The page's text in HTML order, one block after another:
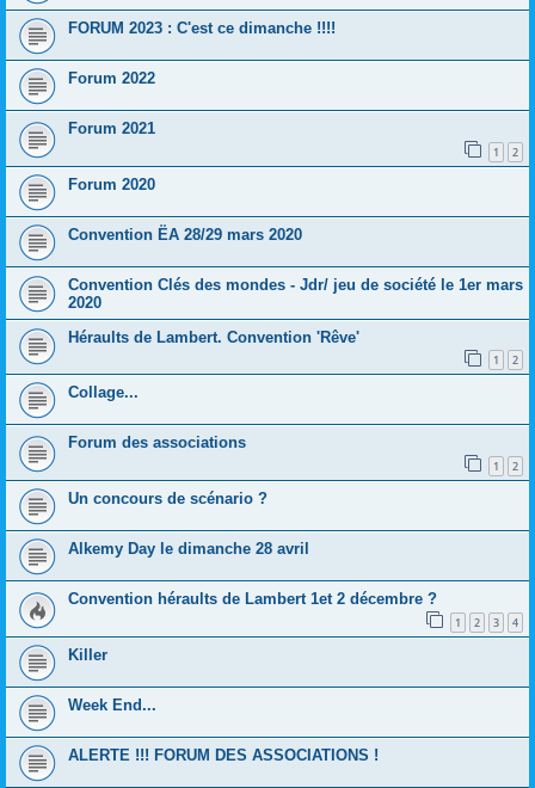
FORUM 2023 : C'est ce dimanche !!!!
Forum 2022
Forum 2021
1 2
Forum 2020
Convention ËA 28/29 mars 2020
Convention Clés des mondes - Jdr/ jeu de société le 1er mars
2020
Héraults de Lambert. Convention 'Rêve'
1 2
Collage...
Forum des associations
1 2
Un concours de scénario ?
Alkemy Day le dimanche 28 avril
Convention héraults de Lambert 1et 2 décembre ?
1 2 3 4
Killer
Week End...
ALERTE !!! FORUM DES ASSOCIATIONS !